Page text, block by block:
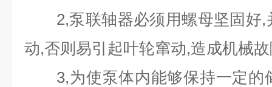
2,泵联轴器必须用螺母坚固好,
动,否则易引起叶轮窜动,造成机械
3,为使泵体内能够保持一定的